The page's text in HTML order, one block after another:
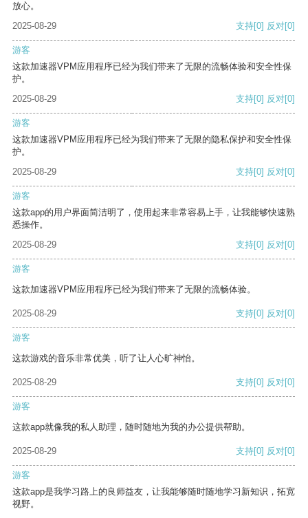
放心。
2025-08-29
支持[0] 反对[0]
游客
这款加速器VPM应用程序已经为我们带来了无限的流畅体验和安全性保
护。
2025-08-29
支持[0] 反对[0]
游客
这款加速器VPM应用程序已经为我们带来了无限的隐私保护和安全性保
护。
2025-08-29
支持[0] 反对[0]
游客
这款app的用户界面简洁明了，使用起来非常容易上手，让我能够快速熟
悉操作。
2025-08-29
支持[0] 反对[0]
游客
这款加速器VPM应用程序已经为我们带来了无限的流畅体验。
2025-08-29 支持[0] 反对[0]
游客
这款游戏的音乐非常优美，听了让人心旷神怡。
2025-08-29 支持[0] 反对[0]
游客
这款app就像我的私人助理，随时随地为我的办公提供帮助。
2025-08-29 支持[0] 反对[0]
游客
这款app是我学习路上的良师益友，让我能够随时随地学习新知识，拓宽
视野。